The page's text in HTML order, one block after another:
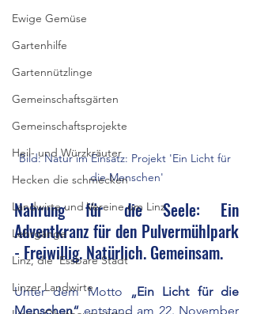
Ewige Gemüse
Gartenhilfe
Gartennützlinge
Gemeinschaftsgärten
Gemeinschaftsprojekte
Heil- und Würzkräuter
Hecken die schmecken
Landwirte und Vereine um Linz
Lehrgänge
Linz, die 'Essbare Stadt'
Linzer Landwirte
Bild: Natur im Einsatz: Projekt 'Ein Licht für
die Menschen'
Nahrung für die Seele: Ein
Adventkranz für den Pulvermühlpark
- Freiwillig. Natürlich. Gemeinsam.
Unter dem Motto
„Ein Licht für die
Menschen“ entstand am 22. November